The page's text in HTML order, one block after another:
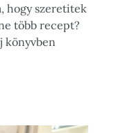
hogy szeretitek
több recept?
könyvben